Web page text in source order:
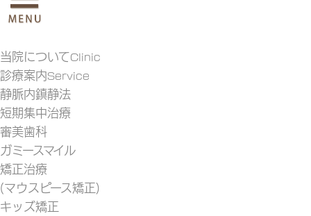
当院についてClinic
診療案内Service
静脈内鎮静法
短期集中治療
審美歯科
ガミースマイル
矯正治療
(マウスピース矯正)
キッズ矯正